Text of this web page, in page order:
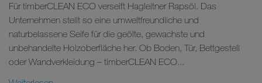
Für timberCLEAN ECO verseift Hagleitner Rapsöl. Das
Unternehmen stellt so eine umweltfreundliche und
naturbelassene Seife für die geölte, gewachste und
unbehandelte Holzoberfläche her. Ob Boden, Tür, Bettgestell
oder Wandverkleidung – timberCLEAN ECO...